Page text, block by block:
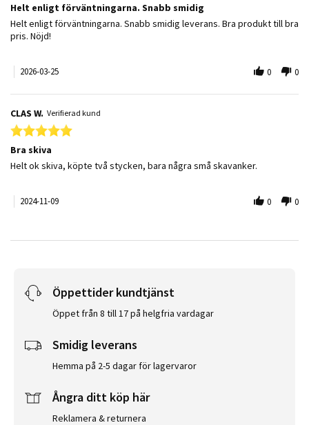
Helt enligt förväntningarna. Snabb smidig
Review by Magdalena N. on 25 Mar 2026
review stating Helt enligt förväntningarna. Snabb smidig
Helt enligt förväntningarna. Snabb smidig leverans. Bra produkt till bra
pris. Nöjd!
2026-03-25 0 0
CLAS W. Verifierad kund
5.0 star rating
Bra skiva
Review by CLAS W. on 9 Nov 2024
review stating Bra skiva
Helt ok skiva, köpte två stycken, bara några små skavanker.
2024-11-09 0 0
Öppettider kundtjänst
Öppet från 8 till 17 på helgfria vardagar
Smidig leverans
Hemma på 2-5 dagar för lagervaror
Ångra ditt köp här
Reklamera & returnera